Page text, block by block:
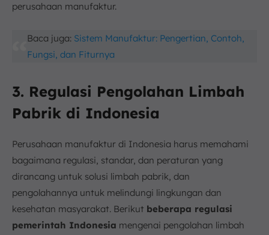
perusahaan manufaktur.
Baca juga: Sistem Manufaktur: Pengertian, Contoh,
Fungsi, dan Fiturnya
3. Regulasi Pengolahan Limbah
Pabrik di Indonesia
Perusahaan manufaktur di Indonesia harus memahami
bagaimana regulasi, standar, dan peraturan yang
dirancang untuk solusi limbah pabrik, dan
pengolahannya untuk melindungi lingkungan dan
kesehatan masyarakat. Berikut beberapa regulasi
pemerintah Indonesia mengenai pengolahan limbah